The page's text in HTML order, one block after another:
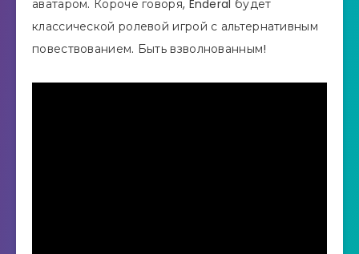
аватаром. Короче говоря, Enderal будет
классической ролевой игрой с альтернативным
повествованием. Быть взволнованным!